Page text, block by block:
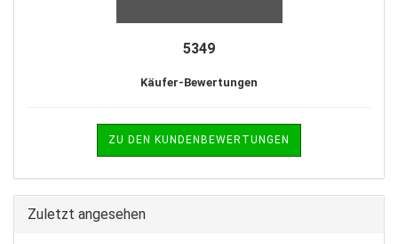
5349
Käufer-Bewertungen
ZU DEN KUNDENBEWERTUNGEN
Zuletzt angesehen